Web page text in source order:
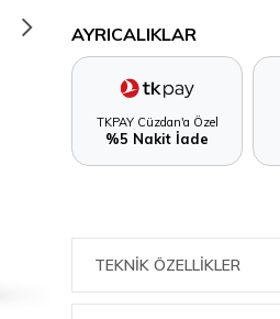
AYRICALIKLAR
TKPAY Cüzdan'a Özel
%5 Nakit İade
TEKNIK ÖZELLIKLER